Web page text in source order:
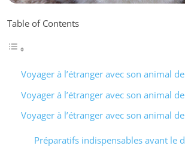
Table of Contents
Voyager à l’étranger avec son animal
Voyager à l’étranger avec son animal
Voyager à l’étranger avec son animal
Préparatifs indispensables avant le